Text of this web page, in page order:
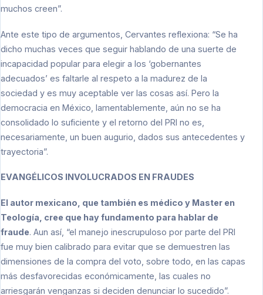
muchos creen”.
Ante este tipo de argumentos, Cervantes reflexiona: “Se ha
dicho muchas veces que seguir hablando de una suerte de
incapacidad popular para elegir a los ‘gobernantes
adecuados’ es faltarle al respeto a la madurez de la
sociedad y es muy aceptable ver las cosas así. Pero la
democracia en México, lamentablemente, aún no se ha
consolidado lo suficiente y el retorno del PRI no es,
necesariamente, un buen augurio, dados sus antecedentes y
trayectoria”.
EVANGÉLICOS INVOLUCRADOS EN FRAUDES
El autor mexicano, que también es médico y Master en
Teología, cree que hay fundamento para hablar de
fraude. Aun así, “el manejo inescrupuloso por parte del PRI
fue muy bien calibrado para evitar que se demuestren las
dimensiones de la compra del voto, sobre todo, en las capas
más desfavorecidas económicamente, las cuales no
arriesgarán venganzas si deciden denunciar lo sucedido”.